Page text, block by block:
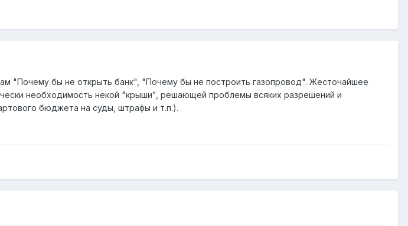
"Почему бы не открыть банк", "Почему бы не построить газопровод". Жесточайшее
необходимость некой "крыши", решающей проблемы всяких разрешений и
бюджета на суды, штрафы и т.п.).